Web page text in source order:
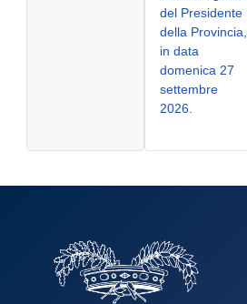
del Presidente
della Provincia,
in data
domenica 27
settembre
2026.